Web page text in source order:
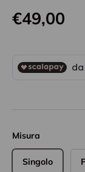
€49,00
Misura
Singolo